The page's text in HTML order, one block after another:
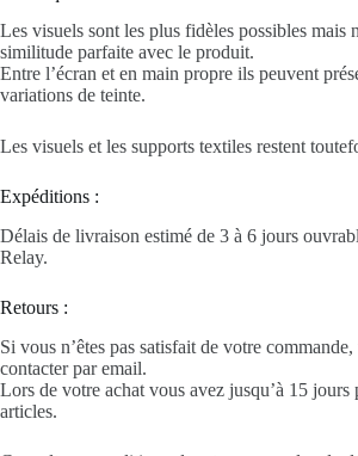
Les visuels sont les plus fidèles possibles mais
similitude parfaite avec le produit.
Entre l’écran et en main propre ils peuvent
variations de teinte.
Les visuels et les supports textiles restent
Expéditions :
Délais de livraison estimé de 3 à 6 jours
Relay.
Retours :
Si vous n’êtes pas satisfait de votre
contacter par email.
Lors de votre achat vous avez jusqu’à 15
articles.